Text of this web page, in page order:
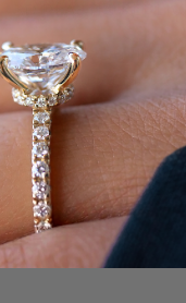
3D PLASTIC REPLICA
Wil jij weten hoe
past? Nu vanaf
BESTEL